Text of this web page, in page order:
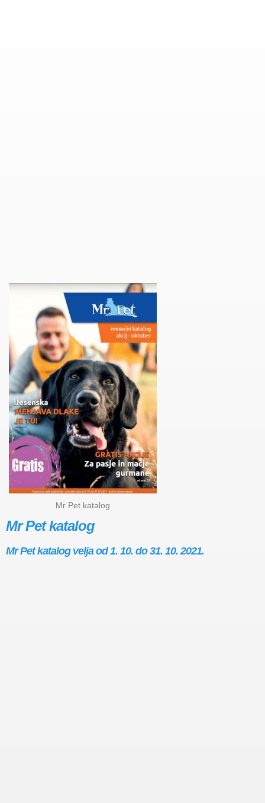
Mr Pet katalog
Mr Pet katalog
Mr Pet katalog velja od 1. 10. do 31. 10. 2021.